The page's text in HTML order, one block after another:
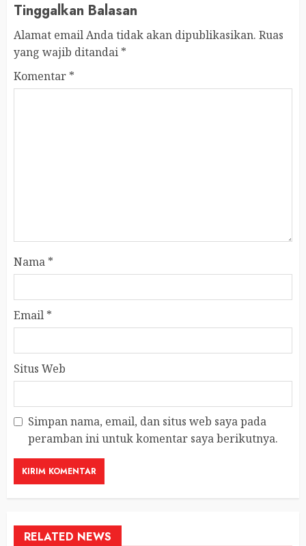
Tinggalkan Balasan
Alamat email Anda tidak akan dipublikasikan. Ruas
yang wajib ditandai *
Komentar *
Nama *
Email *
Situs Web
Simpan nama, email, dan situs web saya pada
peramban ini untuk komentar saya berikutnya.
RELATED NEWS